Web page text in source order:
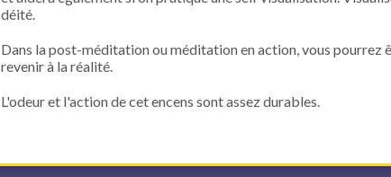
déité.
Dans la post-méditation ou méditation en action, vous pourrez
revenir à la réalité.
L'odeur et l'action de cet encens sont assez durables.